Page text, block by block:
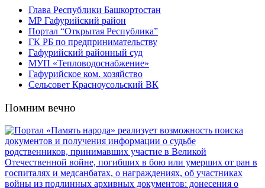
Глава Республики Башкортостан
МР Гафурийский район
Портал “Открытая Республика”
ГК РБ по предпринимательству
Гафурийский районный суд
МУП «Тепловодоснабжение»
Гафурийское ком. хозяйство
Сельсовет Красноусольский ВК
Помним вечно